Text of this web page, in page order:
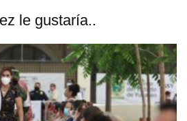
le gustaría..